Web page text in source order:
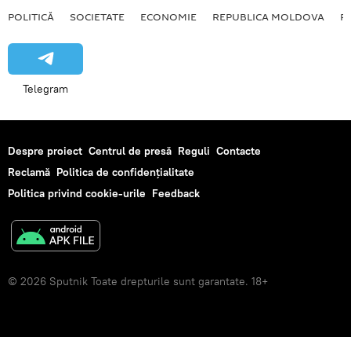
POLITICĂ SOCIETATE ECONOMIE REPUBLICA MOLDOVA
Telegram
Despre proiect Centrul de presă Reguli Contacte
Reclamă Politica de confidențialitate
Politica privind cookie-urile Feedback
© 2026 Sputnik Toate drepturile sunt garantate. 18+